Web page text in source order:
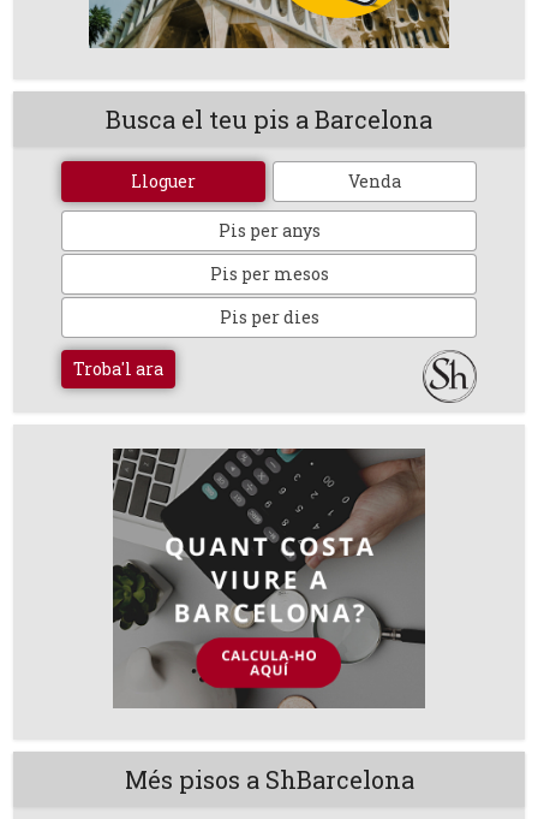
Busca el teu pis a Barcelona
Lloguer Venda
Pis per anys
Pis per mesos
Pis per dies
Troba'l ara
Més pisos a ShBarcelona